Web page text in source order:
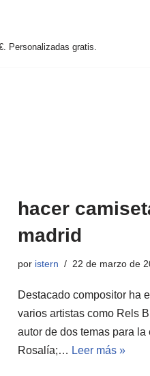
Personalizadas gratis.
hacer
madrid
por istern 22 de marzo de
Destacado compositor ha
varios artistas como Rels
autor de dos temas para la
Rosalía;… Leer más »